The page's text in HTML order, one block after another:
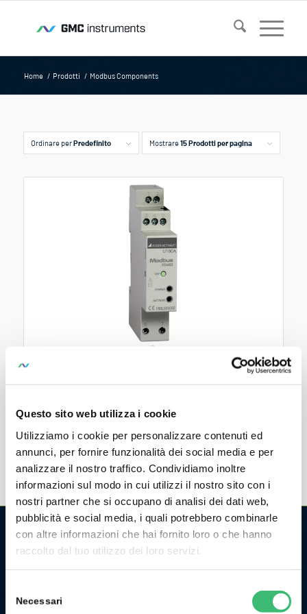
Questo sito web utilizza i cookie
Utilizziamo i cookie per personalizzare contenuti ed
annunci, per fornire funzionalità dei social media e per
analizzare il nostro traffico. Condividiamo inoltre
informazioni sul modo in cui utilizzi il nostro sito con i
nostri partner che si occupano di analisi dei dati web,
pubblicità e social media, i quali potrebbero combinarle
con altre informazioni che hai fornito loro o che hanno
raccolto dal tuo utilizzo dei loro servizi.
delNecessari
Home / Prodotti / Modbus Components
Ordinare perPredefinito Mostrare15 Prodotti per pagina
CHI SIAMO
, ed opera nel
settore della misura e del controllo industriale. Fa parte di